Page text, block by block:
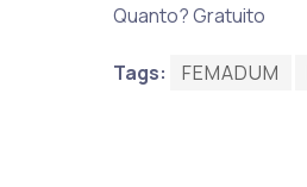
Quanto? Gratuito
Tags: FEMADUM